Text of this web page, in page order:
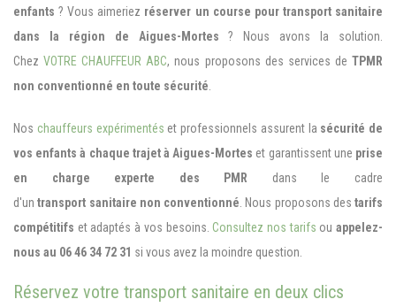
enfants ? Vous aimeriez réserver un course pour transport sanitaire
dans la région de Aigues-Mortes ? Nous avons la solution.
ChezVOTRE CHAUFFEUR ABC, nous proposons des services deTPMR
non conventionné en toute sécurité
Nos chauffeurs expérimentés et professionnels assurent la sécurité de
vos enfants à chaque trajet à Aigues-Mortes et garantissent une prise
en charge experte des PMR dans le cadre
d'untransport sanitaire non conventionné . Nous proposons des tarifs
compétitifs et adaptés à vos besoins.Consultez nos tarifs ouappelez-
nous au 06 46 34 72 31 si vous avez la moindre question.
Réservez votre transport sanitaire en deux clics